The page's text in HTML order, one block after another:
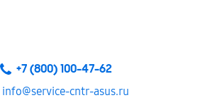
+7 (800) 100-47-62
info@service-cntr-asus.ru